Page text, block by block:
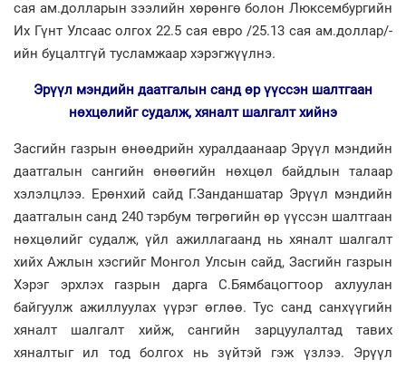
сая ам.долларын зээлийн хөрөнгө болон Люксембургийн
Их Гүнт Улсаас олгох 22.5 сая евро /25.13 сая ам.доллар/-
ийн буцалтгүй тусламжаар хэрэгжүүлнэ.
Эрүүл мэндийн даатгалын санд өр үүссэн шалтгаан
нөхцөлийг судалж, хяналт шалгалт хийнэ
Засгийн газрын өнөөдрийн хуралдаанаар Эрүүл мэндийн
даатгалын сангийн өнөөгийн нөхцөл байдлын талаар
хэлэлцлээ. Ерөнхий сайд Г.Занданшатар Эрүүл мэндийн
даатгалын санд 240 тэрбум төгрөгийн өр үүссэн шалтгаан
нөхцөлийг судалж, үйл ажиллагаанд нь хяналт шалгалт
хийх Ажлын хэсгийг Монгол Улсын сайд, Засгийн газрын
Хэрэг эрхлэх газрын дарга С.Бямбацогтоор ахлуулан
байгуулж ажиллуулах үүрэг өглөө. Тус санд санхүүгийн
хяналт шалгалт хийж, сангийн зарцуулалтад тавих
хяналтыг ил тод болгох нь зүйтэй гэж үзлээ. Эрүүл